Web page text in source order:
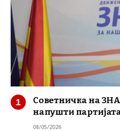
Советничка на
напушти
08/05/2026